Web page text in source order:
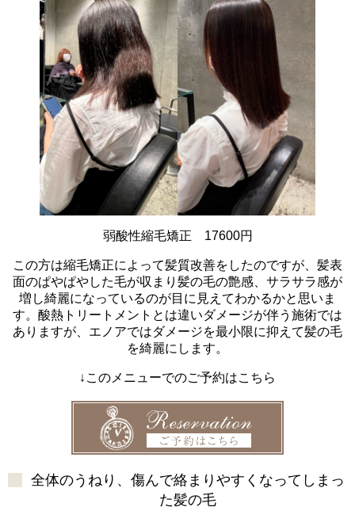
弱酸性縮毛矯正 17600円
この方は縮毛矯正によって髪質改善をしたのですが、髪表
面のぱやぱやした毛が収まり髪の毛の艶感、サラサラ感が
増し綺麗になっているのが目に見えてわかるかと思いま
す。酸熱トリートメントとは違いダメージが伴う施術では
ありますが、エノアではダメージを最小限に抑えて髪の毛
を綺麗にします。
↓このメニューでのご予約はこちら
全体のうねり、傷んで絡まりやすくなってしまっ
た髪の毛